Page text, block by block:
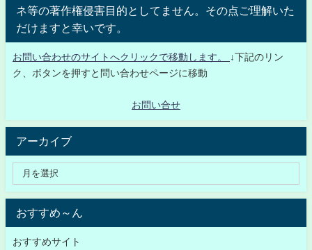
ネ等の著作権侵害目的としてません。その点ご理解いた
だけますと幸いです。
お問い合わせのサイトへクリックで移動します。
↓下記のリン
ク、ボタンを押すと問い合わせページに移動
お問い合せ
アーカイブ
おすすめ～ん
おすすめサイト